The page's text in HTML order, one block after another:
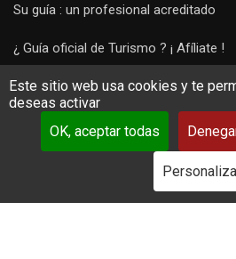
Este sitio web usa cookies y te
deseas activar
OK, aceptar todas
Su guía : un profesional acreditado
¿ Guía oficial de Turismo ? ¡ Afíliate !
Subir una visita y empezar a trabajar !